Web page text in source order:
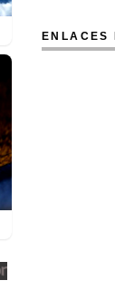
ENLACES